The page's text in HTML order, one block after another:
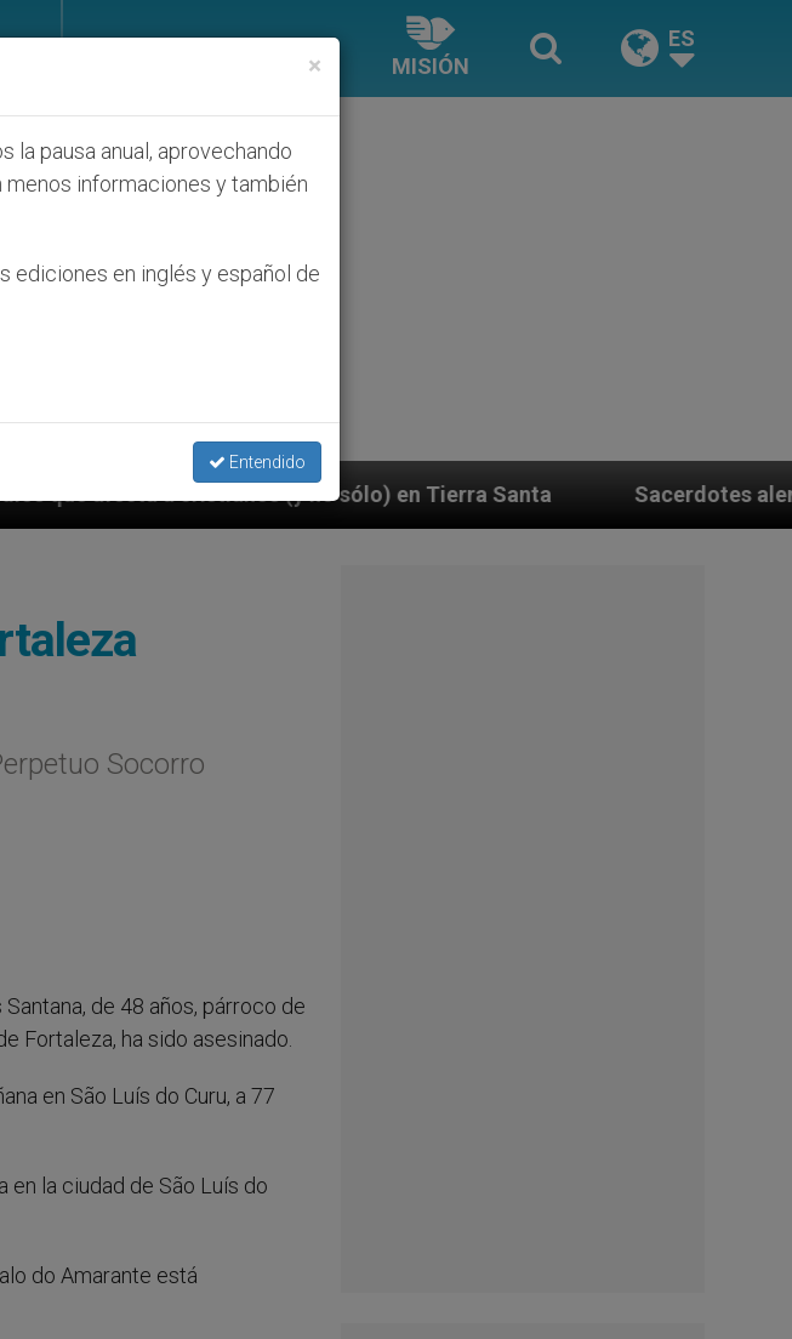
MISIÓN
ES
(y no sólo) en Tierra Santa Sacerdotes alemanes fieles al Papa
Socorro
de 48 años, párroco de
Fortaleza, ha sido asesinado.
en São Luís do Curu, a 77
la ciudad de São Luís do
do Amarante está
×
la pausa anual, aprovechando
informaciones y también
ediciones en inglés y español de
Entendido